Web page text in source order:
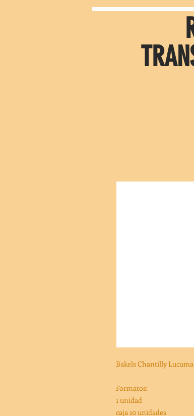
Bakels Chantilly
Formatos:
1 unidad
caja 10 unidades